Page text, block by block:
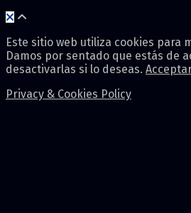
Este sitio web utiliza cookies para
Damos por sentado que estás de
desactivarlas si lo deseas.
Privacy & Cookies Policy